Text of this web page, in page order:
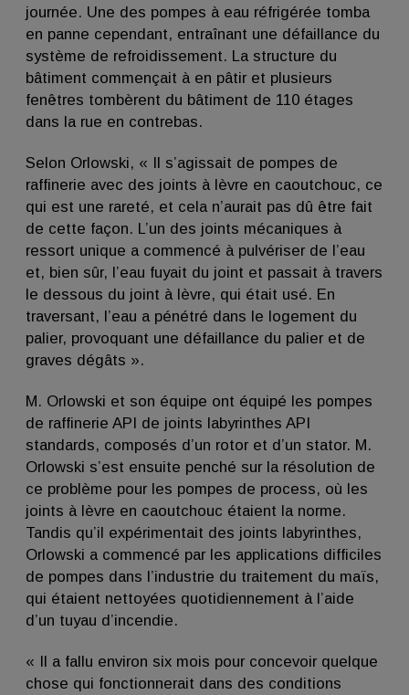
journée. Une des pompes à eau réfrigérée tomba
en panne cependant, entraînant une défaillance du
système de refroidissement. La structure du
bâtiment commençait à en pâtir et plusieurs
fenêtres tombèrent du bâtiment de 110 étages
dans la rue en contrebas.
Selon Orlowski, « Il s’agissait de pompes de
raffinerie avec des joints à lèvre en caoutchouc, ce
qui est une rareté, et cela n’aurait pas dû être fait
de cette façon. L’un des joints mécaniques à
ressort unique a commencé à pulvériser de l’eau
et, bien sûr, l’eau fuyait du joint et passait à travers
le dessous du joint à lèvre, qui était usé. En
traversant, l’eau a pénétré dans le logement du
palier, provoquant une défaillance du palier et de
graves dégâts ».
M. Orlowski et son équipe ont équipé les pompes
de raffinerie API de joints labyrinthes API
standards, composés d’un rotor et d’un stator. M.
Orlowski s’est ensuite penché sur la résolution de
ce problème pour les pompes de process, où les
joints à lèvre en caoutchouc étaient la norme.
Tandis qu’il expérimentait des joints labyrinthes,
Orlowski a commencé par les applications difficiles
de pompes dans l’industrie du traitement du maïs,
qui étaient nettoyées quotidiennement à l’aide
d’un tuyau d’incendie.
« Il a fallu environ six mois pour concevoir quelque
chose qui fonctionnerait dans des conditions